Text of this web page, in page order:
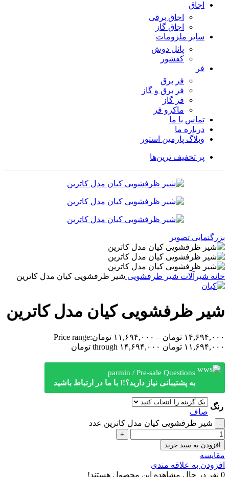
اجاق
اجاق برقى
اجاق گاز
سایر ملزومات
پانل دوش
کفشور
فر
فر برق
فر برق و گاز
فر گاز
ماكرو فر
تماس با ما
درباره ما
وبلاگ پارمین استور
پر تخفیف ترین‌ها
بزرگنمایی تصویر
خانه شیرآلات شیر ظرفشویی شیر ظرفشویی کیان مدل کاترین
شیر ظرفشویی کیان مدل کاترین
۱۴,۶۹۴,۰۰۰ تومان – ۱۱,۶۹۴,۰۰۰ تومانPrice range:
۱۱,۶۹۴,۰۰۰ تومان through ۱۴,۶۹۴,۰۰۰ تومان
parmin / Pre-sale Questions
به پشتیبانی نیاز دارید؟!! با ما در ارتباط باشید
رنگ
صاف
شیر ظرفشویی کیان مدل کاترین عدد
افزودن به سبد خرید
مقایسه
افزودن به علاقه مندی
0 نفر در حال مشاهده این محصول هستند!